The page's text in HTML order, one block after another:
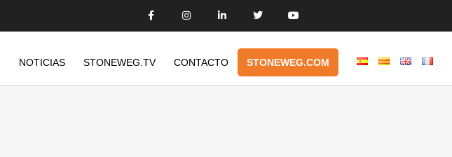
NOTICIAS STONEWEG.TV CONTACTO STONEWEG.COM